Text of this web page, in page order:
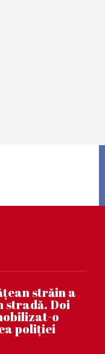
străin a
stradă. Doi
o
poliției